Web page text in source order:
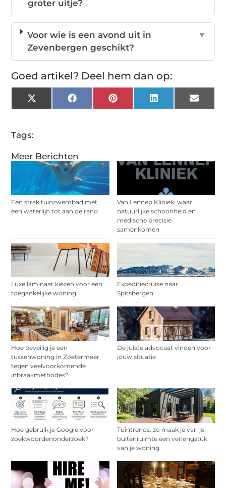
Meer Berichten
Een strak tuinzwembad met
een waterlijn tot aan de rand
Van Lennep Kliniek: waar
natuurlijke schoonheid en
medische precisie
samenkomen
Luxe laminaat kiezen voor een
toegankelijke woning
Expeditiecruise naar
Spitsbergen
Hoe beveilig je een
tussenwoning in Zoetermeer
tegen veelvoorkomende
inbraakmethodes?
De juiste advocaat vinden voor
jouw situatie
Hoe gebruik je Google voor
zoekwoordenonderzoek?
Tuintrends: zo maak je van je
buitenruimte een verlengstuk
van je woning
groter uitje?
Voor wie is een avond uit in
Zevenbergen geschikt?
▼
Goed artikel? Deel hem dan op:
X
(Twitter)
FacebookPinterestLinkedInEmail
Tags: